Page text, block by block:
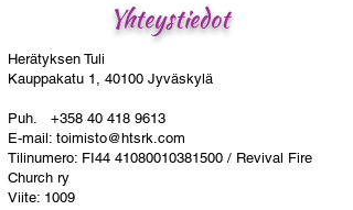
Yhteystiedot
Herätyksen Tuli
Kauppakatu 1, 40100 Jyväskylä
Puh. +358 40 418 9613
E-mail: toimisto@htsrk.com
Tilinumero: FI44 41080010381500 / Revival Fire
Church ry
Viite: 1009